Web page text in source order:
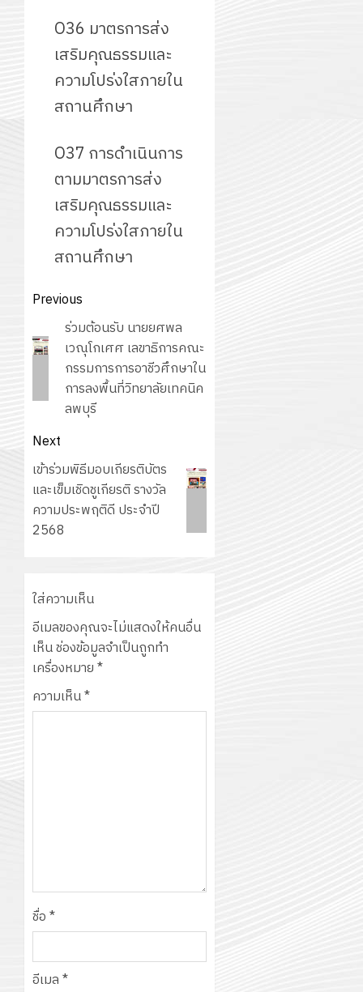
O36 มาตรการส่ง
เสริมคุณธรรมและ
ความโปร่งใสภายใน
สถานศึกษา
O37 การดำเนินการ
ตามมาตรการส่ง
เสริมคุณธรรมและ
ความโปร่งใสภายใน
สถานศึกษา
Post
navigation
Previous
Previous
post:
ร่วมต้อนรับ นายยศพล
เวณุโกเศศ เลขาธิการคณะ
กรรมการการอาชีวศึกษาใน
การลงพื้นที่วิทยาลัยเทคนิค
ลพบุรี
Next
Next
post:
เข้าร่วมพิธีมอบเกียรติบัตร
และเข็มเชิดชูเกียรติ รางวัล
ความประพฤติดี ประจำปี
2568
ใส่ความเห็น
อีเมลของคุณจะไม่แสดงให้คนอื่น
เห็นช่องข้อมูลจำเป็นถูกทำ
เครื่องหมาย*
ความเห็น*
ชื่อ*
อีเมล*